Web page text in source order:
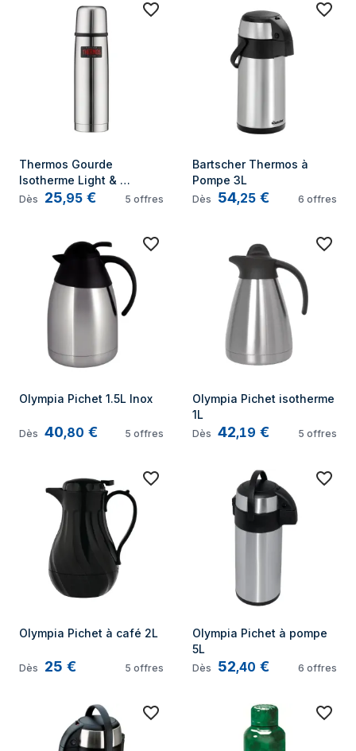
Thermos Gourde
Isotherme Light &
Compact Bouteille
Dès 25,95 € 5 offres
Bartscher Thermos à
Pompe 3L
Dès 54,25 € 6 offres
Olympia Pichet 1.5L Inox
Dès 40,80 € 5 offres
Olympia Pichet isotherme
1L
Dès 42,19 € 5 offres
Olympia Pichet à café 2L
Dès 25 € 5 offres
Olympia Pichet à pompe
5L
Dès 52,40 € 6 offres